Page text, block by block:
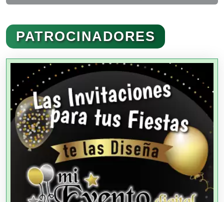
Administración de Empresas
Agencias Aduanales
Agencias de Autos
Agencias de Cobranza
Agencias de Colocación
PATROCINADORES